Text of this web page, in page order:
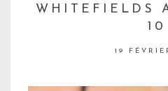
WHITEFIELDS
10
19